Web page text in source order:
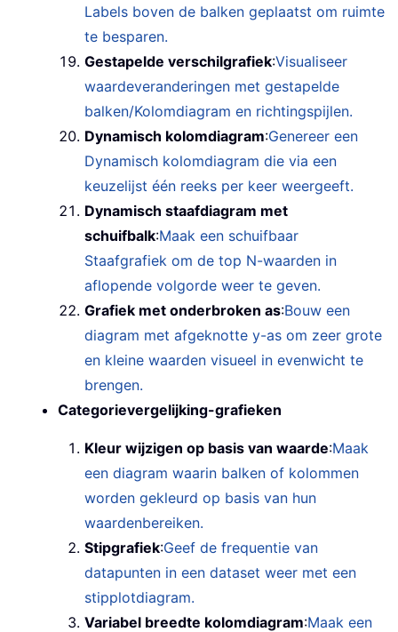
Labels boven de balken geplaatst om ruimte
te besparen.
Gestapelde verschilgrafiek:Visualiseer
waardeveranderingen met gestapelde
balken/Kolomdiagram en richtingspijlen.
Dynamisch kolomdiagram:Genereer een
Dynamisch kolomdiagram die via een
keuzelijst één reeks per keer weergeeft.
Dynamisch staafdiagram met
schuifbalk:Maak een schuifbaar
Staafgrafiek om de top N-waarden in
aflopende volgorde weer te geven.
Grafiek met onderbroken as:Bouw een
diagram met afgeknotte y-as om zeer grote
en kleine waarden visueel in evenwicht te
brengen.
Categorievergelijking-grafieken
Kleur wijzigen op basis van waarde:Maak
een diagram waarin balken of kolommen
worden gekleurd op basis van hun
waardenbereiken.
Stipgrafiek:Geef de frequentie van
datapunten in een dataset weer met een
stipplotdiagram.
Variabel breedte kolomdiagram:Maak een